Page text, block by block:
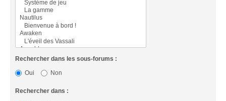
Rechercher dans les sous-forums :
Oui
Non
Rechercher dans :